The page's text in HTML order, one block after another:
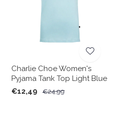
Charlie Choe Women's
Pyjama Tank Top Light Blue
€12,49
€24,99